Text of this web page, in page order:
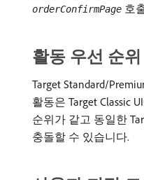
orderConfirmPage 호
활동 우선 순
Target Standard/
활동은 Target Classic
순위가 같고 동일한
충돌할 수 있습니다.